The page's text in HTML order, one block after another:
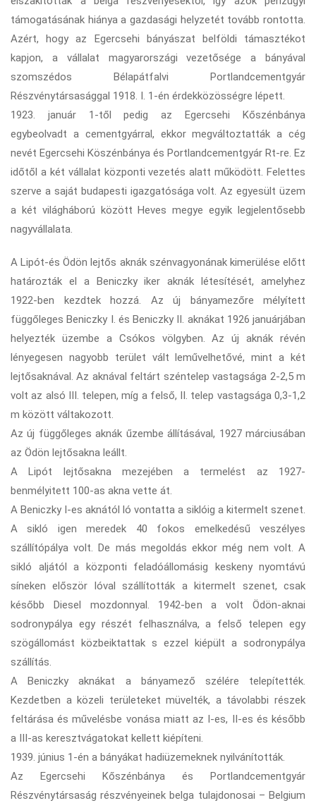
támogatásának hiánya a gazdasági helyzetét tovább rontotta.
Azért, hogy az Egercsehi bányászat belföldi támasztékot
kapjon, a vállalat magyarországi vezetősége a bányával
szomszédos Bélapátfalvi Portlandcementgyár
Részvénytársasággal 1918. I. 1-én érdekközösségre lépett.
1923. január 1-től pedig az Egercsehi Kőszénbánya
egybeolvadt a cementgyárral, ekkor megváltoztatták a cég
nevét Egercsehi Köszénbánya és Portlandcementgyár Rt-re. Ez
időtől a két vállalat központi vezetés alatt működött. Felettes
szerve a saját budapesti igazgatósága volt. Az egyesült üzem
a két világháború között Heves megye egyik legjelentősebb
nagyvállalata.
A Lipót-és Ödön lejtős aknák szénvagyonának kimerülése előtt
határozták el a Beniczky iker aknák létesítését, amelyhez
1922-ben kezdtek hozzá. Az új bányamezőre mélyített
függőleges Beniczky I. és Beniczky II. aknákat 1926 januárjában
helyezték üzembe a Csókos völgyben. Az új aknák révén
lényegesen nagyobb terület vált leművelhetővé, mint a két
lejtősaknával. Az aknával feltárt széntelep vastagsága 2-2,5 m
volt az alsó III. telepen, míg a felső, II. telep vastagsága 0,3-1,2
m között váltakozott.
Az új függőleges aknák űzembe állításával, 1927 márciusában
az Ödön lejtősakna leállt.
A Lipót lejtősakna mezejében a termelést az 1927-
benmélyitett 100-as akna vette át.
A Beniczky I-es aknától ló vontatta a siklóig a kitermelt szenet.
A sikló igen meredek 40 fokos emelkedésű veszélyes
szállítópálya volt. De más megoldás ekkor még nem volt. A
sikló aljától a központi feladóállomásig keskeny nyomtávú
síneken először lóval szállították a kitermelt szenet, csak
később Diesel mozdonnyal. 1942-ben a volt Ödön-aknai
sodronypálya egy részét felhasználva, a felső telepen egy
szögállomást közbeiktattak s ezzel kiépült a sodronypálya
szállítás.
A Beniczky aknákat a bányamező szélére telepítették.
Kezdetben a közeli területeket müvelték, a távolabbi részek
feltárása és művelésbe vonása miatt az I-es, II-es és később
a III-as keresztvágatokat kellett kiépíteni.
1939. június 1-én a bányákat hadiüzemeknek nyilvánították.
Az Egercsehi Kőszénbánya és Portlandcementgyár
Részvénytársaság részvényeinek belga tulajdonosai – Belgium